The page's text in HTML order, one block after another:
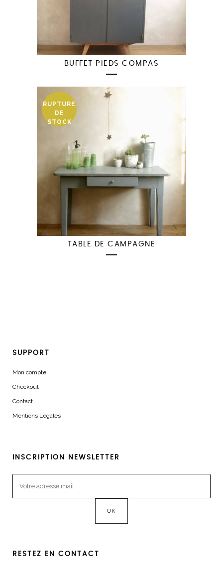
BUFFET PIEDS COMPAS
RUPTURE
DE
STOCK
TABLE DE CAMPAGNE
SUPPORT
Mon compte
Checkout
Contact
Mentions Légales
INSCRIPTION NEWSLETTER
RESTEZ EN CONTACT